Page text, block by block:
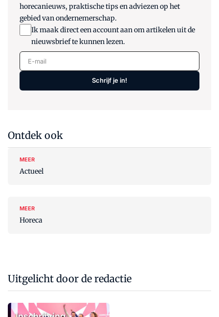
horecanieuws, praktische tips en adviezen op het
gebied van ondernemerschap.
Ik maak direct een account aan om artikelen uit de
nieuwsbrief te kunnen lezen.
E-mail
Schrijf je in!
Ontdek ook
MEER
Actueel
MEER
Horeca
Uitgelicht door de redactie